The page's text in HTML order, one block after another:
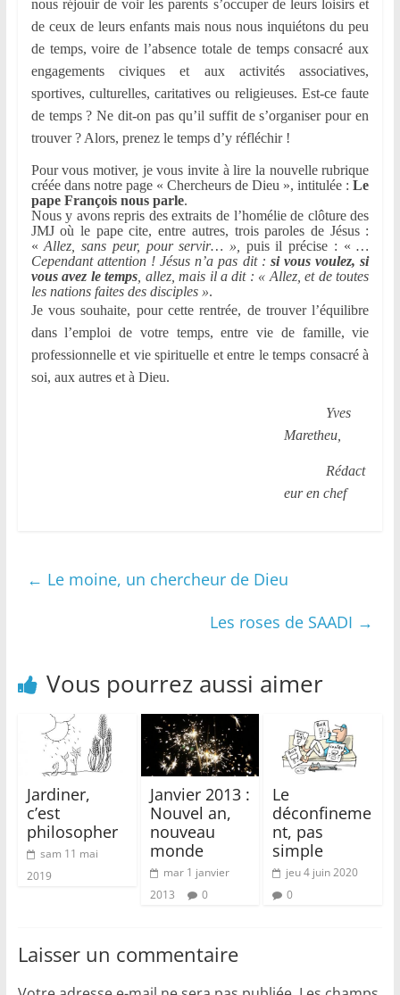
nous réjouir de voir les parents s’occuper de leurs loisirs et
de ceux de leurs enfants mais nous nous inquiétons du peu
de temps, voire de l’absence totale de temps consacré aux
engagements civiques et aux activités associatives,
sportives, culturelles, caritatives ou religieuses. Est-ce faute
de temps ? Ne dit-on pas qu’il suffit de s’organiser pour en
trouver ? Alors, prenez le temps d’y réfléchir !
Pour vous motiver, je vous invite à lire la nouvelle rubrique
créée dans notre page « Chercheurs de Dieu », intitulée :Le
pape François nous parle.
Nous y avons repris des extraits de l’homélie de clôture des
JMJ où le pape cite, entre autres, trois paroles de Jésus :
«Allez, sans peur, pour servir… », puis il précise : «…
Cependant attention ! Jésus n’a pas dit : si vous voulez, si
vous avez le temps , allez, mais il a dit : « Allez, et de toutes
les nations faites des disciples ».
Je vous souhaite, pour cette rentrée, de trouver l’équilibre
dans l’emploi de votre temps, entre vie de famille, vie
professionnelle et vie spirituelle et entre le temps consacré à
soi, aux autres et à Dieu.
Yves
Maretheu,
Rédact
eur en chef
← Le moine, un chercheur de Dieu
Les roses de SAADI →
Vous pourrez aussi aimer
Jardiner,
c’est
philosopher
sam 11 mai
2019
Janvier 2013 :
Nouvel an,
nouveau
monde
mar 1 janvier
2013
0
Le
déconfineme
nt, pas
simple
jeu 4 juin 2020
0
Laisser un commentaire